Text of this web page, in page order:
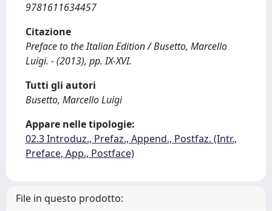
9781611634457
Citazione
Preface to the Italian Edition / Busetto, Marcello
Luigi. - (2013), pp. IX-XVI.
Tutti gli autori
Busetto, Marcello Luigi
Appare nelle tipologie:
02.3 Introduz., Prefaz., Append., Postfaz. (Intr.,
Preface, App., Postface)
File in questo prodotto: